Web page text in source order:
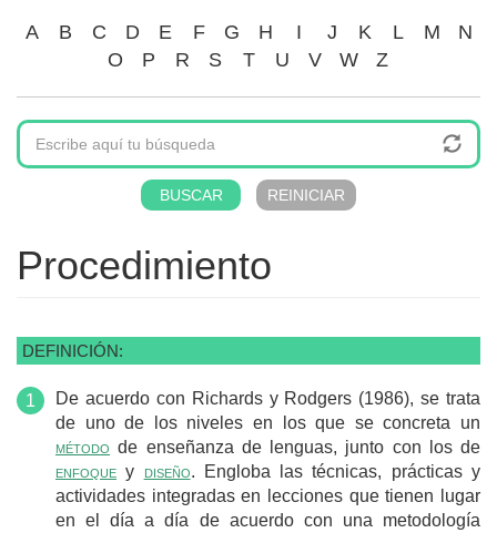
A B C D E F G H I J K L M
N
O
P R S T U V W Z
Procedimiento
DEFINICIÓN:
De acuerdo con Richards y Rodgers (1986), se trata
de uno de los niveles en los que se concreta un
método de enseñanza de lenguas, junto con los de
enfoque y diseño. Engloba las técnicas, prácticas y
actividades integradas en lecciones que tienen lugar
en el día a día de acuerdo con una metodología